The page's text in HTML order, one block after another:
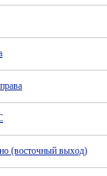
(восточный выход)